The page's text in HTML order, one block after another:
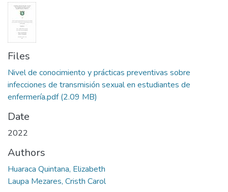
Files
Nivel de conocimiento y prácticas preventivas sobre
infecciones de transmisión sexual en estudiantes de
enfermería.pdf(2.09 MB)
Date
2022
Authors
Huaraca Quintana, Elizabeth
Laupa Mezares, Cristh Carol